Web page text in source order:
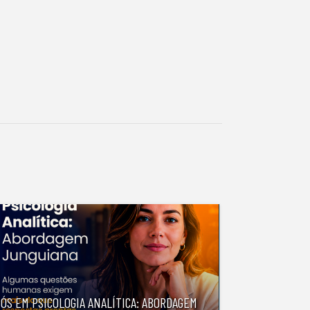
EM PSICOLOGIA ANALÍTICA: ABORDAGEM